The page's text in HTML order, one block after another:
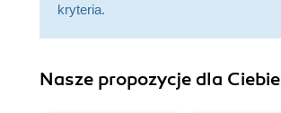
kryteria.
Nasze propozycje dla Ciebie